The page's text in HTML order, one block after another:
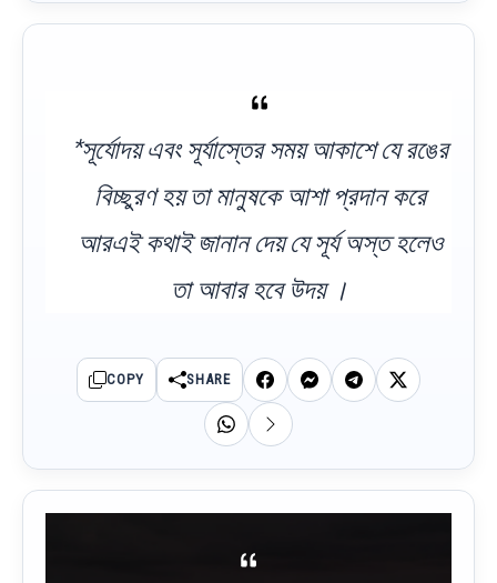
*সূর্যোদয় এবং সূর্যাস্তের সময় আকাশে যে রঙের
বিচ্ছুরণ হয় তা মানুষকে আশা প্রদান করে
আরএই কথাই জানান দেয় যে সূর্য অস্ত হলেও
তা আবার হবে উদয় ।
COPY SHARE